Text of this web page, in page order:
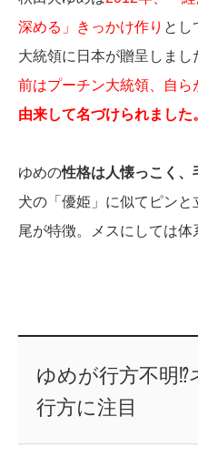
深める」きっかけ作り とし
大統領に日本が贈呈しまし
前はプーチン大統領、自ら
由来して名づけられました
ゆめの性格は人懐っこく、
犬の「優姫」に似てピン
尾が特徴。メスにしては体
ゆめが行方不明
行方に注目